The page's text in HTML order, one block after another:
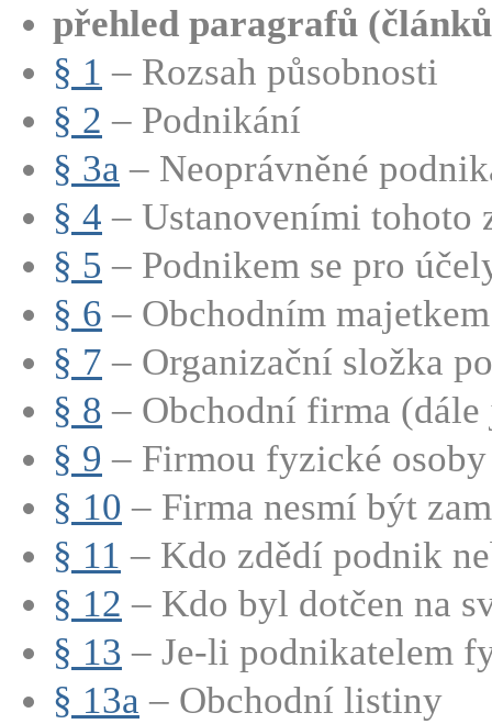
přehled paragrafů
§ 1 – Rozsah působnosti
§ 2 – Podnikání
§ 3a – Neoprávněné
§ 4 – Ustanoveními tohoto
§ 5 – Podnikem se pro
§ 6 – Obchodním
§ 7 – Organizační složka
§ 8 – Obchodní firma
§ 9 – Firmou fyzické
§ 10 – Firma nesmí být
§ 11 – Kdo zdědí podnik
§ 12 – Kdo byl dotčen na
§ 13 – Je-li podnikatelem
§ 13a – Obchodní listiny